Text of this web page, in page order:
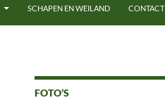
SCHAPEN EN WEILAND CONTACT
FOTO’S